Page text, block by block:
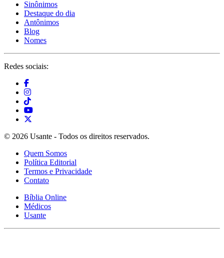
Sinônimos
Destaque do dia
Antônimos
Blog
Nomes
Redes sociais:
© 2026 Usante - Todos os direitos reservados.
Quem Somos
Política Editorial
Termos e Privacidade
Contato
Bíblia Online
Médicos
Usante